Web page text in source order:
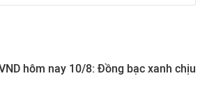
hôm nay 10/8: Đồng bạc xanh chịu